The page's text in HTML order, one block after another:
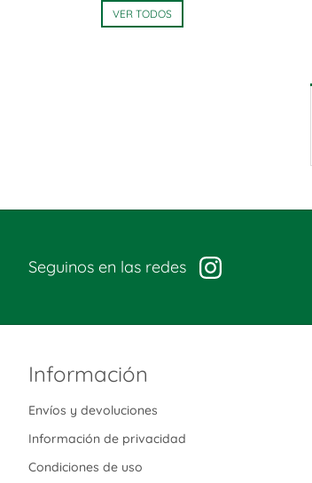
VER TODOS
Seguinos en las redes
Información
Envíos y devoluciones
Información de privacidad
Condiciones de uso